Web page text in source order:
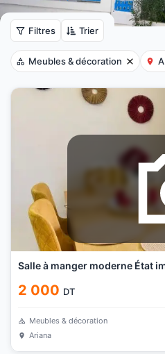
Filtres Trier
Meubles & décoration
Salle à manger moderne État
2 000 DT
Meubles & décoration
Ariana